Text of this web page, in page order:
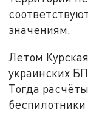
значениям.
Летом
украинских
Тогда